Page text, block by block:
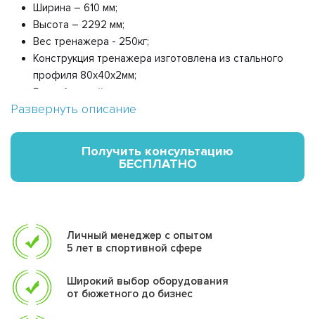
Ширина – 610 мм;
Высота – 2292 мм;
Вес тренажера - 250кг;
Конструкция тренажера изготовлена из стального
профиля 80х40х2мм;
Грузоблочный стек тренажера состоит из
металлических обрезиненных плит весом по 5кг, и
иглы(фиксатора). Для приведения в движение грузов
Тренажер окрашивается порошковой
термоотверждаемой краской;
Вращение блоков на подшипниках качения закрытого
типа;
Тренажер оснащен амортизирующими подпятниками
Развернуть описание
Получить консультацию
БЕСПЛАТНО
Личный менеджер с опытом
5 лет в спортивной сфере
Широкий выбор оборудования
от бюжетного до бизнес